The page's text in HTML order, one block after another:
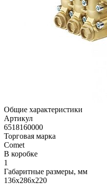
Общие характеристики
Артикул
6518160000
Торговая марка
Comet
В коробке
1
Габаритные размеры, мм
136x286x220